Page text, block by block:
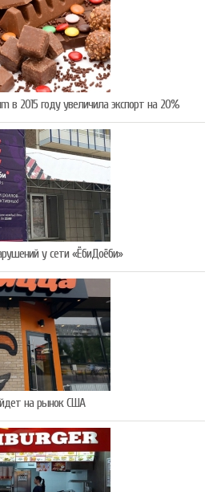
в 2015 году увеличила экспорт на 20%
у сети «ЁбиДоёби»
на рынок США